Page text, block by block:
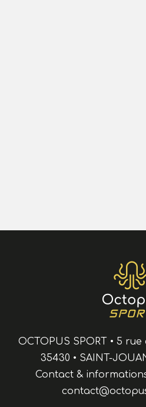
OCTOPUS SPORT • 5 rue
35430 • SAINT-
Contact &